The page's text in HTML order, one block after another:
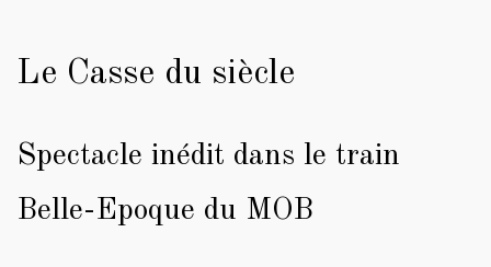
Le Casse du siècle
Spectacle inédit dans le train
Belle-Epoque du MOB